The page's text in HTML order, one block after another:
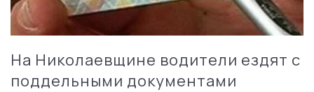
На Николаевщине водители ездят с
поддельными документами